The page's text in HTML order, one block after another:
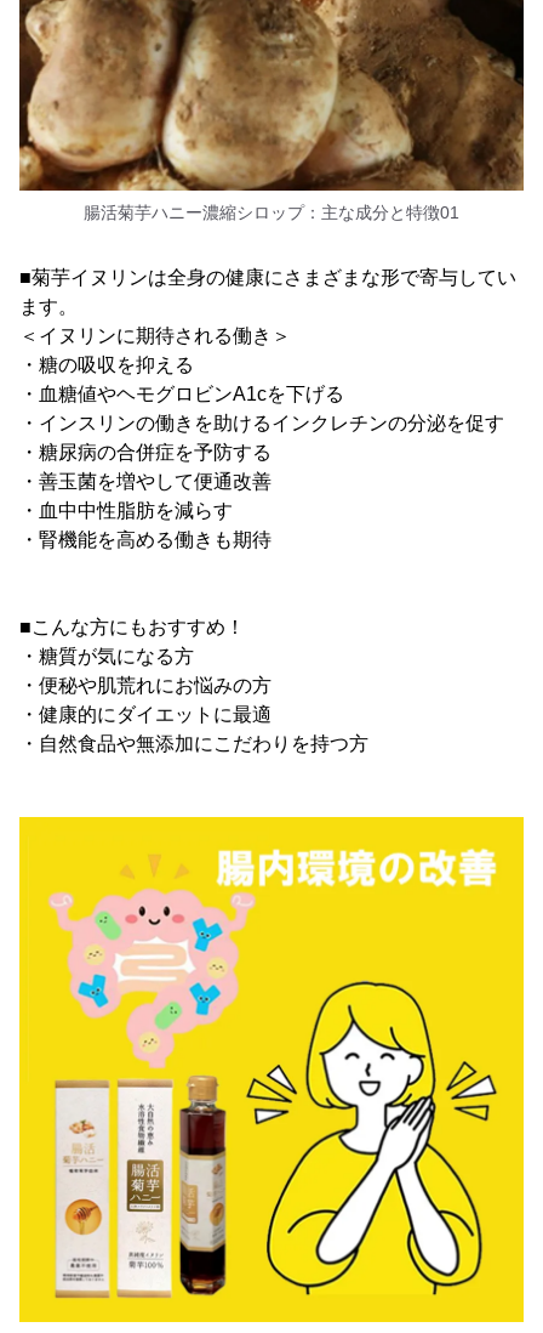
腸活菊芋ハニー濃縮シロップ：主な成分と特徴01
■菊芋イヌリンは全身の健康にさまざまな形で寄与してい
ます。
＜イヌリンに期待される働き＞
・糖の吸収を抑える
・血糖値やヘモグロビンA1cを下げる
・インスリンの働きを助けるインクレチンの分泌を促す
・糖尿病の合併症を予防する
・善玉菌を増やして便通改善
・血中中性脂肪を減らす
・腎機能を高める働きも期待
■こんな方にもおすすめ！
・糖質が気になる方
・便秘や肌荒れにお悩みの方
・健康的にダイエットに最適
・自然食品や無添加にこだわりを持つ方